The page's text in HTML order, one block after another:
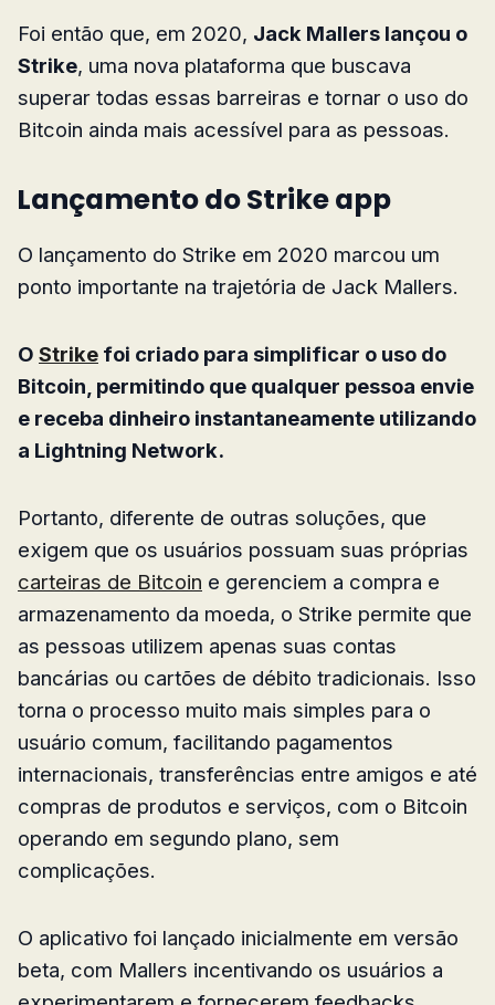
Foi então que, em 2020, Jack Mallers lançou o
Strike, uma nova plataforma que buscava
superar todas essas barreiras e tornar o uso do
Bitcoin ainda mais acessível para as pessoas.
Lançamento do Strike app
O lançamento do Strike em 2020 marcou um
ponto importante na trajetória de Jack Mallers.
O Strike foi criado para simplificar o uso do
Bitcoin, permitindo que qualquer pessoa envie
e receba dinheiro instantaneamente utilizando
a Lightning Network.
Portanto, diferente de outras soluções, que
exigem que os usuários possuam suas próprias
carteiras de Bitcoin e gerenciem a compra e
armazenamento da moeda, o Strike permite que
as pessoas utilizem apenas suas contas
bancárias ou cartões de débito tradicionais. Isso
torna o processo muito mais simples para o
usuário comum, facilitando pagamentos
internacionais, transferências entre amigos e até
compras de produtos e serviços, com o Bitcoin
operando em segundo plano, sem
complicações.
O aplicativo foi lançado inicialmente em versão
beta, com Mallers incentivando os usuários a